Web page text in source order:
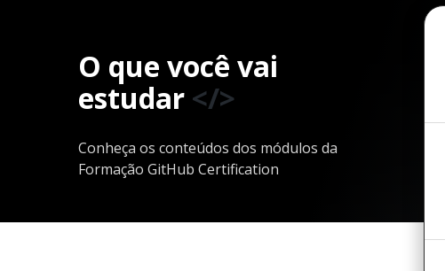
O que você vai
estudar </>
Conheça os conteúdos dos módulos da
Formação GitHub Certification